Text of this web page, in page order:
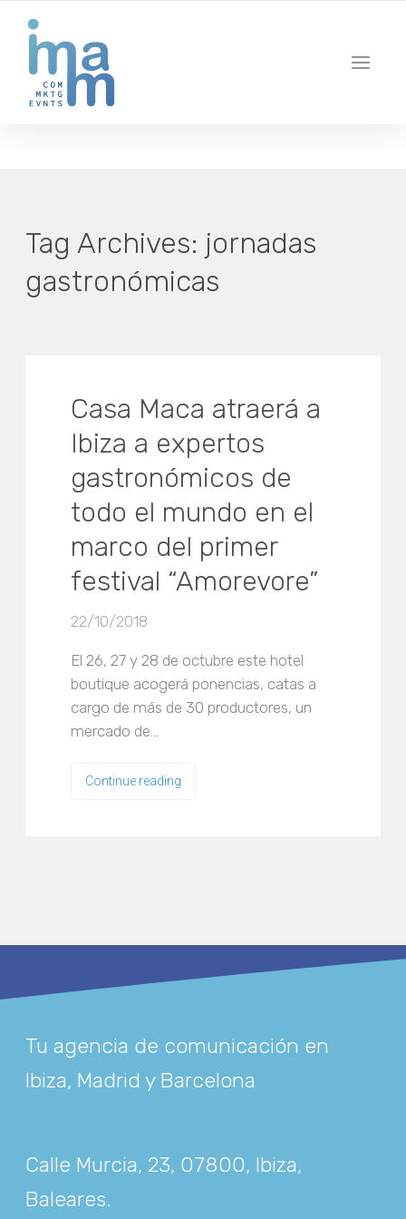
IBIZA · MADRID · BARCELONA
Tag Archives: jornadas
gastronómicas
Casa Maca atraerá a
Ibiza a expertos
gastronómicos de
todo el mundo en el
marco del primer
festival “Amorevore”
22/10/2018
El 26, 27 y 28 de octubre este hotel
boutique acogerá ponencias, catas a
cargo de más de 30 productores, un
mercado de…
Continue reading
Tu agencia de comunicación en
Ibiza, Madrid y Barcelona
Calle Murcia, 23, 07800, Ibiza,
Baleares.